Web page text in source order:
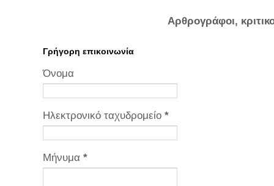
Αρθρογράφοι,
Γρήγορη επικοινωνία
Όνομα
Ηλεκτρονικό ταχυδρομείο *
Μήνυμα *